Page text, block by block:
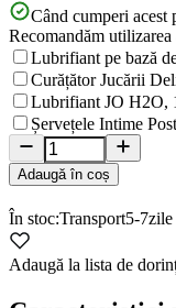
Când cumperi acest
Recomandăm utilizarea
Lubrifiant pe bază
Curățător Jucării
Lubrifiant JO H2O,
Șervețele Intime
Adaugă în coș
În stoc:Transport5-7zile
Adaugă la lista de